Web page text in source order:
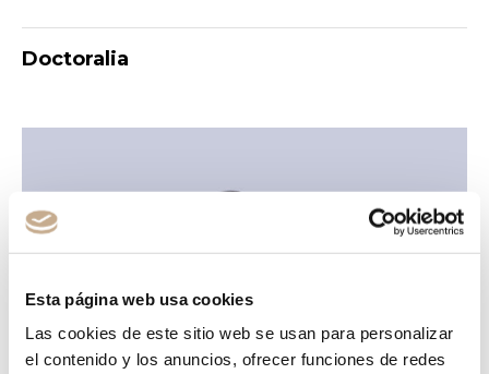
Esta página web usa cookies
Las cookies de este sitio web se usan para personalizar
el contenido y los anuncios, ofrecer funciones de redes
Doctoralia